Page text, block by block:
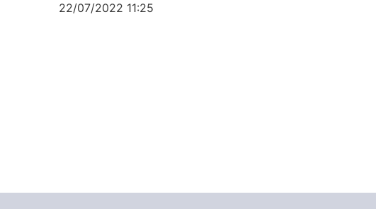
22/07/2022 11:25